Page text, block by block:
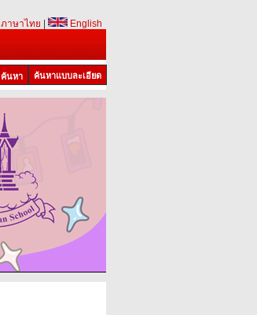
ภาษาไทย
English
ค้นหาแบบละเอียด